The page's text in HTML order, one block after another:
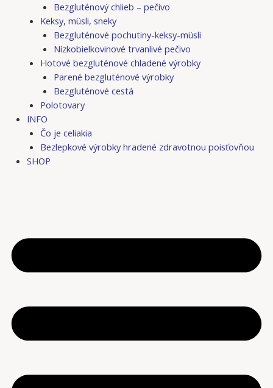
Bezgluténový chlieb – pečivo
Keksy, müsli, sneky
Bezgluténové pochutiny-keksy-müsli
Nízkobielkovinové trvanlivé pečivo
Hotové bezgluténové chladené výrobky
Parené bezgluténové výrobky
Bezgluténové cestá
Polotovary
INFO
Čo je celiakia
Bezlepkové výrobky hradené zdravotnou poisťovňou
SHOP